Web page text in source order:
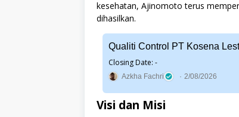
kesehatan, Ajinomoto terus
dihasilkan.
Qualiti Control PT Kosena
Closing Date: -
Azkha Fachri 2/08/2026
Visi dan Misi